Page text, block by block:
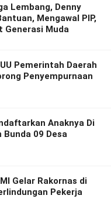
Lembang, Denny
Mengawal PIP,
Generasi Muda
Pemerintah Daerah
Penyempurnaan
Anaknya Di
Bunda 09 Desa
Gelar Rakornas di
Pekerja